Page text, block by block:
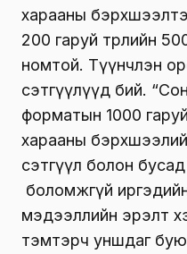
харааны
200 гаруй төрлийн
номтой. Түүнчлэн
сэтгүүлүүд бий.
форматын 1000
харааны
сэтгүүл болон
боломжгүй
мэдээллийн эрэлт
тэмтэрч уншдаг буюу